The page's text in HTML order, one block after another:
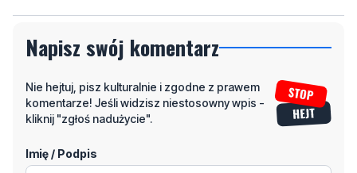
Napisz swój komentarz
Nie hejtuj, pisz kulturalnie i zgodne z prawem
komentarze! Jeśli widzisz niestosowny wpis -
kliknij "zgłoś nadużycie".
Imię / Podpis